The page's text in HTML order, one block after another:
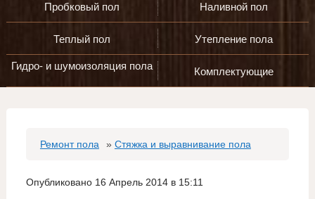
Пробковый пол Наливной пол
Теплый пол Утепление пола
Гидро- и шумоизоляция пола Комплектующие
Ремонт пола » Стяжка и выравнивание пола
Опубликовано 16 Апрель 2014 в 15:11